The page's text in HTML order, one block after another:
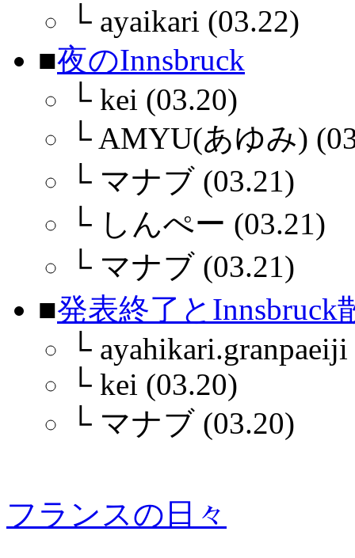
└ ayaikari (03.22)
■夜のInnsbruck
└ kei (03.20)
└ AMYU(あゆみ)
└ マナブ (03.21)
└ しんぺー (03.21)
└ マナブ (03.21)
■発表終了とInnsbruck
└
└ kei (03.20)
└ マナブ (03.20)
フランスの日々